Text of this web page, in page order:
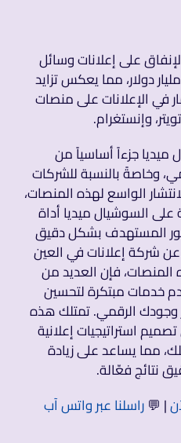
حجم الإنفاق على إعلانات وسائل
التواصل الاجتماعي 47.9 مليار دولار، مما يعكس تزايد
في الإعلانات على منصات
وإنستغرام.
ميديا جزءاً أساسياً من
وخاصةً بالنسبة للشركات
الواسع لهذه المنصات،
على السوشيال ميديا أداة
المستهدف بشكل دقيق
شركة إعلانات في العين
المنصات، فإن العديد من
خدمات مبتكرة لتحسين
وجودك الرقمي. تمتلك هذه
استراتيجيات إعلانية
مما يساعد على زيادة
نتائج فعّالة.
| 💬راسلنا عبر واتس آب